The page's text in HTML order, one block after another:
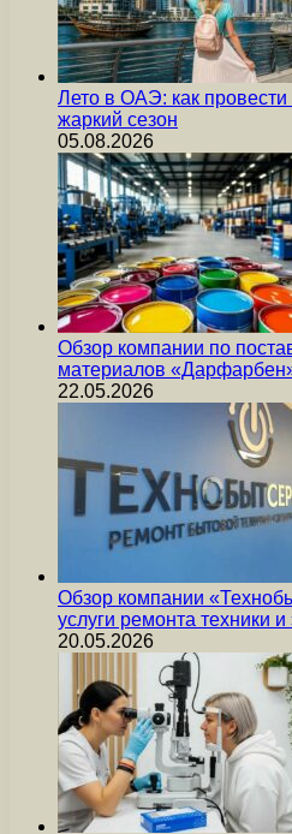
Лето в ОАЭ: как
жаркий сезон
05.08.2026
Обзор компании по
материалов
22.05.2026
Обзор компании
услуги ремонта техники и
20.05.2026